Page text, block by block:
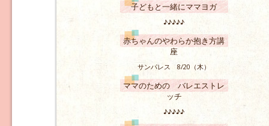
子どもと一緒にママヨガ
♪♪♪♪♪
赤ちゃんのやわらか抱き方講
座
サンパレス 8/20（木）
ママのための バレエストレ
ッチ
♪♪♪♪♪